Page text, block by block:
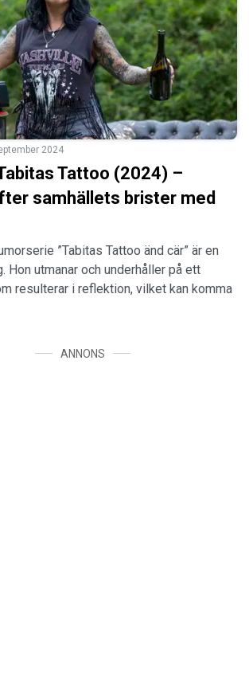
2024
Tattoo (2024) –
samhällets brister med
”Tabitas Tattoo änd cär” är en
Hon utmanar och underhåller på ett
resulterar i reflektion, vilket kan komma
ANNONS